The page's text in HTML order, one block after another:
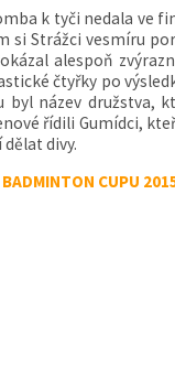
k tyči nedala ve
si Strážci vesmíru
alespoň
čtyřky po
název družstva,
řídili Gumídci,
divy.
CUPU